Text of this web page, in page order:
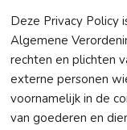
Deze Privacy Policy
Algemene
rechten en plichten
externe personen
voornamelijk in de
van goederen en